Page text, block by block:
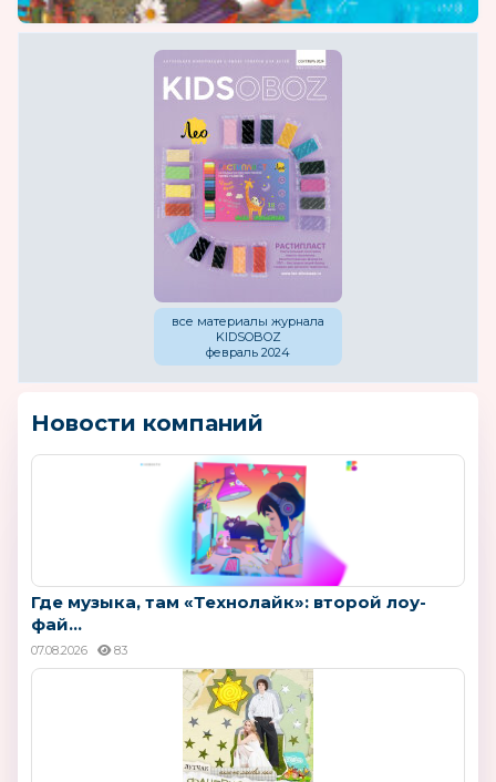
все материалы журнала
KIDSOBOZ
февраль 2024
Новости компаний
Где музыка, там «Технолайк»: второй лоу-
фай...
07.08.2026 83